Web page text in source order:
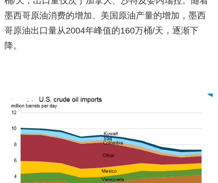
墨西哥原油消费的增加、美国原油产量的增加，墨西
哥原油出口量从2004年峰值的160万桶/天，逐渐下
降。